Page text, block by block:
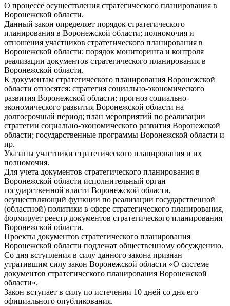
О процессе осуществления стратегического планирования в
Воронежской области.
Данный закон определяет порядок стратегического
планирования в Воронежской области; полномочия и
отношения участников стратегического планирования в
Воронежской области; порядок мониторинга и контроля
реализации документов стратегического планирования в
Воронежской области.
К документам стратегического планирования Воронежской
области относятся: стратегия социально-экономического
развития Воронежской области; прогноз социально-
экономического развития Воронежской области на
долгосрочный период; план мероприятий по реализации
стратегии социально-экономического развития Воронежской
области; государственные программы Воронежской области и
пр.
Указаны участники стратегического планирования и их
полномочия.
Для учета документов стратегического планирования в
Воронежской области исполнительный орган
государственной власти Воронежской области,
осуществляющий функции по реализации государственной
(областной) политики в сфере стратегического планирования,
формирует реестр документов стратегического планирования
Воронежской области.
Проекты документов стратегического планирования
Воронежской области подлежат общественному обсуждению.
Со дня вступления в силу данного закона признан
утратившим силу закон Воронежской области «О системе
документов стратегического планирования Воронежской
области».
Закон вступает в силу по истечении 10 дней со дня его
официального опубликования.